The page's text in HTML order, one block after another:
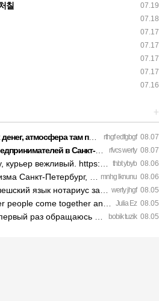
07.19
칠
07.18
07.17
07.17
07.17
07.17
07.16
+
rthgf edfgbgf 08.07
там просто непере…
rfvcs werty 08.07
в Санкт-Петербурге эк…
thbt ybyb 08.06
вежливый. https://legaldir.…
mnhg lknunu 08.06
специалисты букв…
werty jhgf 08.05
нотариус заверил с первог…
Julia Ez 08.05
come together and share op…
bobik tuzik 08.05
к ним за обслужив…